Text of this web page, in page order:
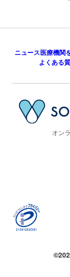
ニュース医療機関
よくある
オン